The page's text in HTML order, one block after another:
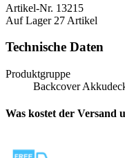
Artikel-Nr. 13215
Auf Lager 27 Artikel
Technische Daten
Produktgruppe
Backcover
Was kostet der Versand